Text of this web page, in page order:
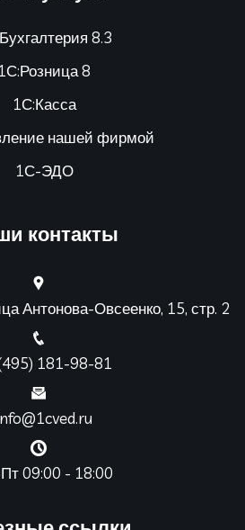
8.3
8
1С:Касса
нашей фирмой
1С-ЭДО
контакты
Антонова-Овсеенко, 15, стр. 2
181-98-81
09:00 - 18:00